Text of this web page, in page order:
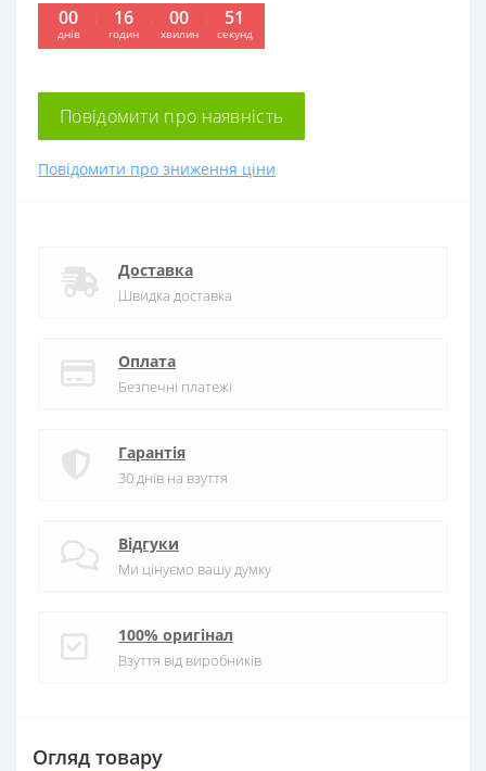
00
днів
16
годин
00
хвилин
50
секунд
Повідомити про наявність
Повідомити про зниження ціни
Доставка
Швидка доставка
Оплата
Безпечні платежі
Гарантія
30 днів на взуття
Відгуки
Ми цінуємо вашу думку
100% оригінал
Взуття від виробників
Огляд товару